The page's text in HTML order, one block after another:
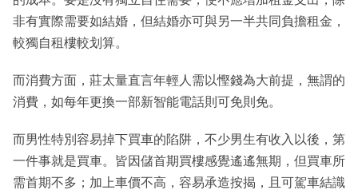
非有實際需要如結婚，但結婚亦可與另一半共同負擔租金，
較獨自租樓較划算。
而消費方面，莊太量直言年輕人需以慳錢為大前提，無謂的
消費，如每年更換一部新智能電話則可免則免。
而男性特別容易掉下買車的陷阱，不少男生有收入以後，第
一件事就是買車。皆因儲首期買樓感覺遙遙無期，但買車所
需首期不多；加上車價不高，容易承造按揭，且可駕車結識